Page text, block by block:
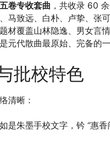
卷专收套曲 ，共收录 60
马致远、白朴、卢挚、张
材覆盖山林隐逸、男女言
元代散曲最原始、完备的一
批校特色
清晰：
朱墨手校文字，钤 “惠香